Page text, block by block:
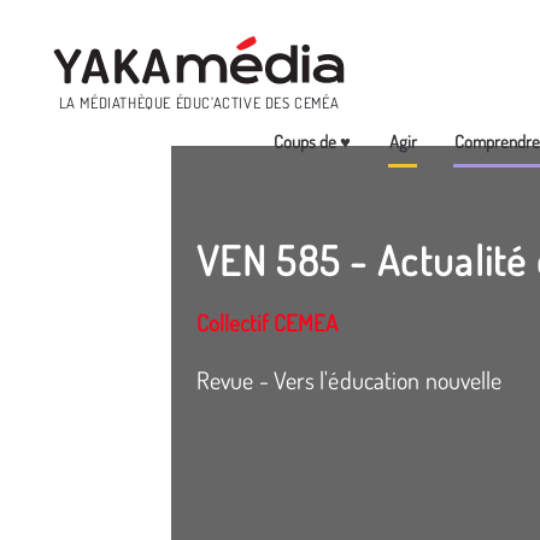
LA MÉDIATHÈQUE ÉDUC’ACTIVE DES CEMÉA
Menu
Coups de ♥ Agir Comprendre
VEN 585 -
Collectif CEMEA
Revue - Vers l'éducation nouvelle